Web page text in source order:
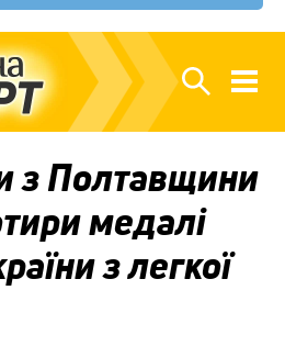
з Полтавщини
медалі
з легкої